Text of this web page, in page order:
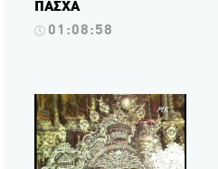
ΠΑΣΧΑ
01:08:58